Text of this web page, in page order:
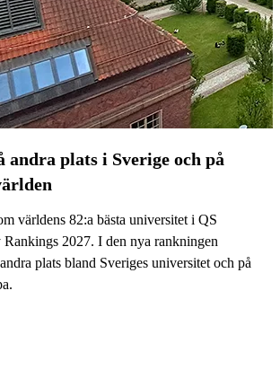
andra plats i Sverige och på
världens 82:a bästa universitet i QS
2027. I den nya rankningen
plats bland Sveriges universitet och på